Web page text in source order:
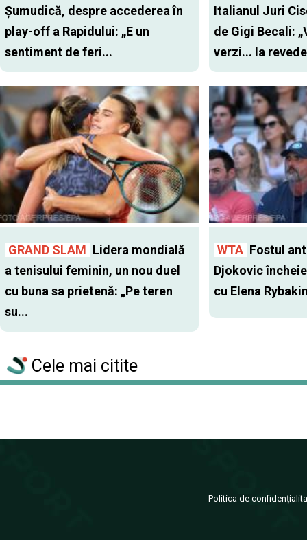
Șumudică, despre accederea în
play-off a Rapidului: „E un
sentiment de feri...
Italianul Juri
de Gigi Becali:
verzi... la
GRAND SLAM Lidera mondială
a tenisului feminin, un nou duel
cu buna sa prietenă: „Pe teren
su...
WTA Fostul
Djokovic
cu Elena
Cele mai citite
Politica de